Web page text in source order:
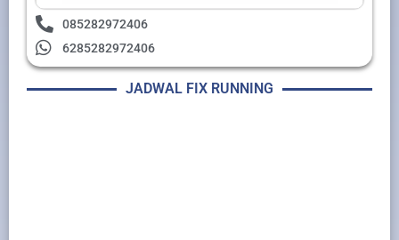
085282972406
6285282972406
JADWAL FIX RUNNING